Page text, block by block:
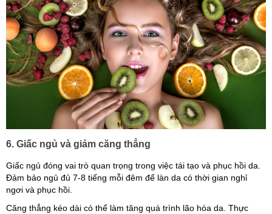
6. Giấc ngủ và giảm căng thẳng
Giấc ngủ đóng vai trò quan trọng trong việc tái tạo và phục hồi da.
Đảm bảo ngủ đủ 7-8 tiếng mỗi đêm để làn da có thời gian nghỉ
ngơi và phục hồi.
Căng thẳng kéo dài có thể làm tăng quá trình lão hóa da. Thực